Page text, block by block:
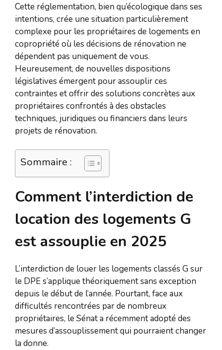
Cette réglementation, bien qu’écologique dans ses
intentions, crée une situation particulièrement
complexe pour les propriétaires de logements en
copropriété où les décisions de rénovation ne
dépendent pas uniquement de vous.
Heureusement, de nouvelles dispositions
législatives émergent pour assouplir ces
contraintes et offrir des solutions concrètes aux
propriétaires confrontés à des obstacles
techniques, juridiques ou financiers dans leurs
projets de rénovation.
Sommaire :
Comment l’interdiction de
location des logements G
est assouplie en 2025
L’interdiction de louer les logements classés G sur
le DPE s’applique théoriquement sans exception
depuis le début de l’année. Pourtant, face aux
difficultés rencontrées par de nombreux
propriétaires, le Sénat a récemment adopté des
mesures d’assouplissement qui pourraient changer
la donne.